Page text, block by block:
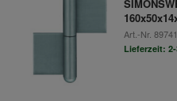
Art.-Nr.
Lieferzeit: